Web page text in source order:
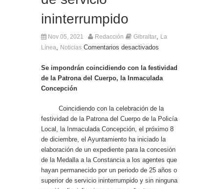
Presentado el IV Torneo de Fútbol Senior Alcalde
de San Roque, que se disputa la semana
ininterrumpido
Nov 05, 2021 Redacción Gibraltar, La
Línea, Noticias Comentarios desactivados
Se impondrán coincidiendo con la festividad
de la Patrona del Cuerpo, la Inmaculada
Concepción
Coincidiendo con la celebración de la
festividad de la Patrona del Cuerpo de la Policía
Local, la Inmaculada Concepción, el próximo 8
de diciembre, el Ayuntamiento ha iniciado la
elaboración de un expediente para la concesión
de la Medalla a la Constancia a los agentes que
hayan permanecido por un periodo de 25 años o
superior de servicio ininterrumpido y sin ninguna